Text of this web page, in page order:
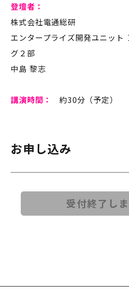
登壇者：
株式会社電通総研
エンタープライズ開発ユニット
グ２部
中島 黎志
講演時間： 約30分（予定）
お申し込み
受付終了し